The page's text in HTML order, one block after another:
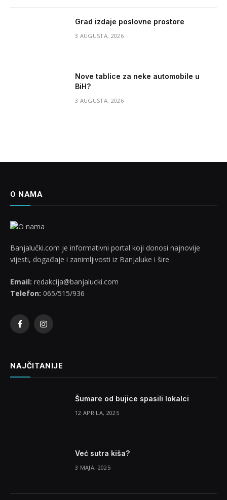
Grad izdaje poslovne prostore
3 AUGUSTA, 2026
Nove tablice za neke automobile u
BiH?
3 AUGUSTA, 2026
O NAMA
Banjalučki.com je informativni portal koji donosi najnovije
vijesti, događaje i zanimljivosti iz Banjaluke i šire.
Email: redakcija@banjalucki.com
Telefon: 065/515/936
FacebookInstagram
NAJČITANIJE
Šumare od bujice spasili lokalci
12 APRILA, 2025
Već sutra kiša?
3 MAJA, 2025